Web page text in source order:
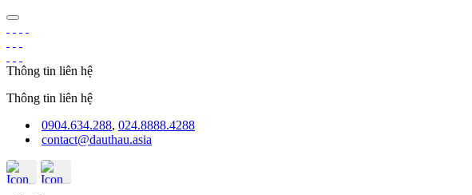
Thông tin liên hệ
Thông tin liên hệ
0904.634.288, 024.8888.4288
contact@dauthau.asia